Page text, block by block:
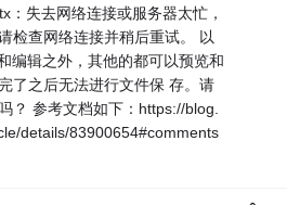
：失去网络连接或服务器太忙，
检查网络连接并稍后重试。 以
编辑之外，其他的都可以预览和
了之后无法进行文件保 存。请
？ 参考文档如下：https://blog.
details/83900654#comments